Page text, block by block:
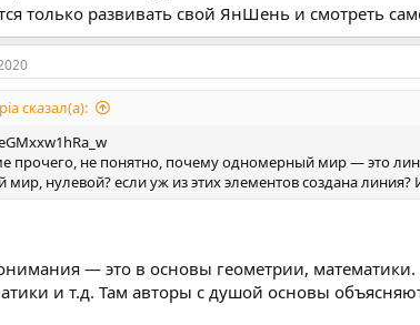
только развивать свой ЯнШень и смотреть
сказал(а):
прочего, не понятно, почему одномерный мир — это
мир, нулевой? если уж из этих элементов создана
— это в основы геометрии,
и т.д. Там авторы с душой основы